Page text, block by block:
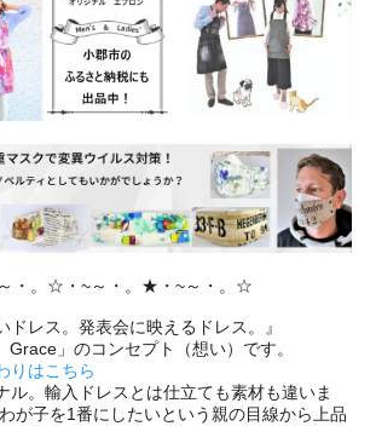
・。☆・~～・。★・~～・。☆
ドレス。発表会に映えるドレス。』
」のコンセプト（想い）です。
りはこちら
ル。輸入ドレスとは仕立ても素材も違いま
が子を1番にしたいという親の目線から上品